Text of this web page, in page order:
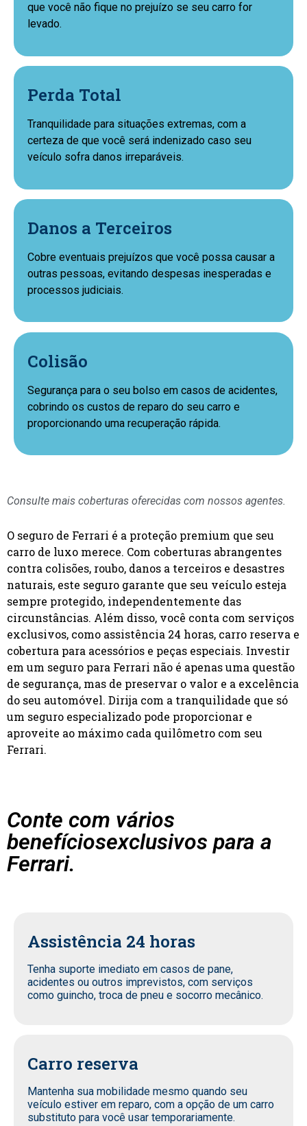
que você não fique no prejuízo se seu carro for
levado.
Perda Total
Tranquilidade para situações extremas, com a
certeza de que você será indenizado caso seu
veículo sofra danos irreparáveis.
Danos a Terceiros
Cobre eventuais prejuízos que você possa causar a
outras pessoas, evitando despesas inesperadas e
processos judiciais.
Colisão
Segurança para o seu bolso em casos de acidentes,
cobrindo os custos de reparo do seu carro e
proporcionando uma recuperação rápida.
Consulte mais coberturas oferecidas com nossos agentes.
O seguro de Ferrari é a proteção premium que seu
carro de luxo merece. Com coberturas abrangentes
contra colisões, roubo, danos a terceiros e desastres
naturais, este seguro garante que seu veículo esteja
sempre protegido, independentemente das
circunstâncias. Além disso, você conta com serviços
exclusivos, como assistência 24 horas, carro reserva e
cobertura para acessórios e peças especiais. Investir
em um seguro para Ferrari não é apenas uma questão
de segurança, mas de preservar o valor e a excelência
do seu automóvel. Dirija com a tranquilidade que só
um seguro especializado pode proporcionar e
aproveite ao máximo cada quilômetro com seu
Ferrari.
Conte com vários
benefíciosexclusivos para a
Ferrari.
Assistência 24 horas
Tenha suporte imediato em casos de pane,
acidentes ou outros imprevistos, com serviços
como guincho, troca de pneu e socorro mecânico.
Carro reserva
Mantenha sua mobilidade mesmo quando seu
veículo estiver em reparo, com a opção de um carro
substituto para você usar temporariamente.